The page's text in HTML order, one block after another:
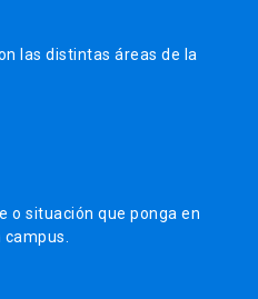
las distintas áreas de la
o situación que ponga en
campus.